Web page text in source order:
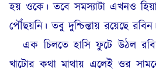
হয় ওকে। তবে সমস্যাটা এখনও
পৌঁছয়নি। তবু দুশ্চিন্তায় রয়েছে রবিন।
এক চিলতে হাসি ফুটে উঠল
খাটোর কথা মাথায় এলেই ওর